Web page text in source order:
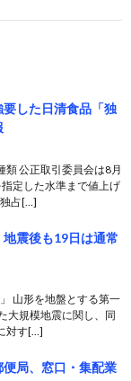
した日清食品「独
公正取引委員会は8月
定した水準まで値上げ
占[…]
地震後も19日は通常
山形を地盤とする第一
大規模地震に関し、同
対す[…]
便局、窓口・集配業